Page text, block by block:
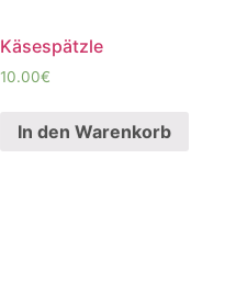
Käsespätzle
10.00€
In den Warenkorb